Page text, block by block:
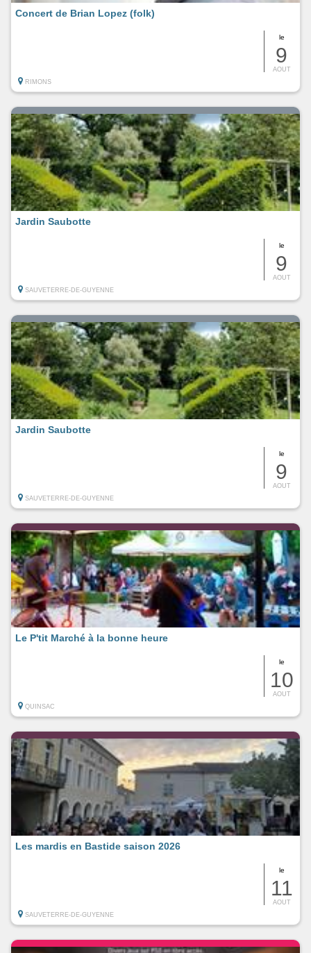
le
9
AOUT
Concert de Brian Lopez (folk)
RIMONS
le
9
AOUT
Jardin Saubotte
SAUVETERRE-DE-GUYENNE
le
9
AOUT
Jardin Saubotte
SAUVETERRE-DE-GUYENNE
le
10
AOUT
Le P'tit Marché à la bonne heure
QUINSAC
le
11
AOUT
Les mardis en Bastide saison 2026
SAUVETERRE-DE-GUYENNE